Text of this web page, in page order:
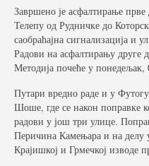
Рестриктивни
Квалификациони
Поступак јавне
Набавке на које се
примењује
Завршено је асфалтирање
Телепу од Рудничке до
саобраћајна сигнализација и
Радови на асфалтирању друге
Методија почеће у понедељак,
Путари вредно раде и у
Шоше, где се након поправке
радови у још три улице.
Перичина Камењара и на делу
Крајишкој и Грмечкој изводе